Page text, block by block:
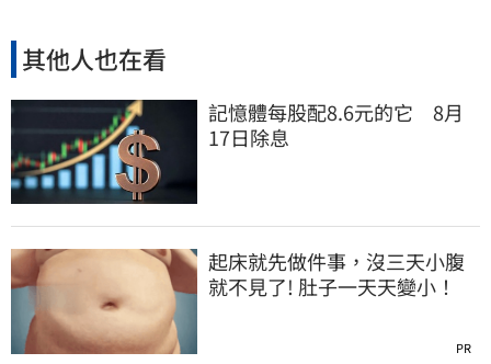
其他人也在看
記憶體每股配8.6元的它 8月
17日除息
起床就先做件事，沒三天小腹
就不見了! 肚子一天天變小！
PR